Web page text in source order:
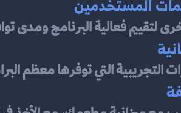
لتقييم فعالية البرنامج ومدى
التجريبية التي توفرها معظم